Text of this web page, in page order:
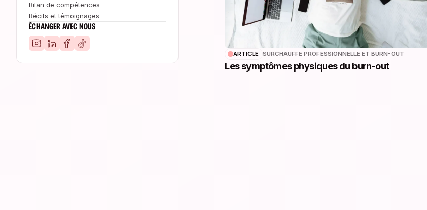
Bilan de compétences
Récits et témoignages
ÉCHANGER AVEC NOUS
ARTICLE SURCHAUFFE PROFESSIONNELLE ET BURN-OUT
Les symptômes physiques du burn-out